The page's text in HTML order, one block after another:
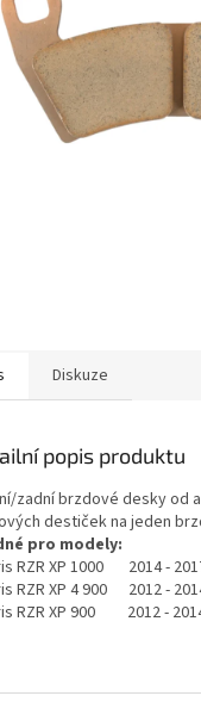
Diskuze
popis produktu
zadní brzdové desky od
destiček na jeden
pro modely:
RZR XP 1000 2014 -
RZR XP 4 900 2012 -
RZR XP 900 2012 -